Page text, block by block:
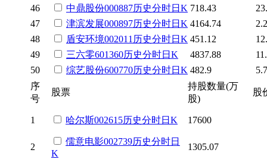
46
中鼎股份000887历史分时日K 718.43
47
津滨发展000897历史分时日K 4164.74
48
盾安环境002011 历史分时日K 451.12
49
三六零601360历史分时日K 4837.88
50
综艺股份600770历史分时日K 482.9
序
号
股票
持股数量(万
股)
股
1 哈尔斯002615历史分时日K 17600
2
儒意电影002739历史分时日
K
1305.07